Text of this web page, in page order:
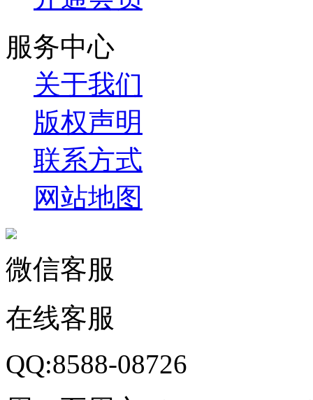
服务中心
关于我们
版权声明
联系方式
网站地图
微信客服
在线客服
QQ:8588-08726